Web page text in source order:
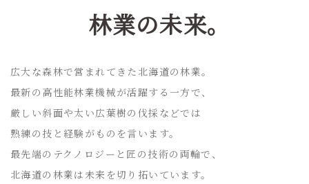
林業の未来。
広大な森林で営まれてきた北海道の林業。
最新の高性能林業機械が活躍する一方で、
厳しい斜面や太い広葉樹の伐採などでは
熟練の技と経験がものを言います。
最先端のテクノロジーと匠の技術の両輪で、
北海道の林業は未来を切り拓いています。